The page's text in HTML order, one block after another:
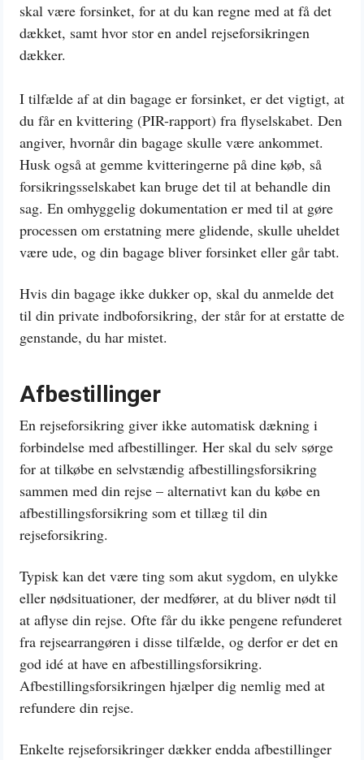
skal være forsinket, for at du kan regne med at få det
dækket, samt hvor stor en andel rejseforsikringen
dækker.
I tilfælde af at din bagage er forsinket, er det vigtigt, at
du får en kvittering (PIR-rapport) fra flyselskabet. Den
angiver, hvornår din bagage skulle være ankommet.
Husk også at gemme kvitteringerne på dine køb, så
forsikringsselskabet kan bruge det til at behandle din
sag. En omhyggelig dokumentation er med til at gøre
processen om erstatning mere glidende, skulle uheldet
være ude, og din bagage bliver forsinket eller går tabt.
Hvis din bagage ikke dukker op, skal du anmelde det
til din private indboforsikring, der står for at erstatte de
genstande, du har mistet.
Afbestillinger
En rejseforsikring giver ikke automatisk dækning i
forbindelse med afbestillinger. Her skal du selv sørge
for at tilkøbe en selvstændig afbestillingsforsikring
sammen med din rejse – alternativt kan du købe en
afbestillingsforsikring som et tillæg til din
rejseforsikring.
Typisk kan det være ting som akut sygdom, en ulykke
eller nødsituationer, der medfører, at du bliver nødt til
at aflyse din rejse. Ofte får du ikke pengene refunderet
fra rejsearrangøren i disse tilfælde, og derfor er det en
god idé at have en afbestillingsforsikring.
Afbestillingsforsikringen hjælper dig nemlig med at
refundere din rejse.
Enkelte rejseforsikringer dækker endda afbestillinger